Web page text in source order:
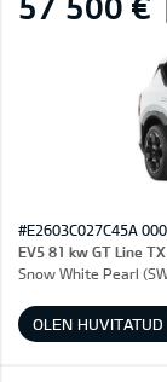
#E2603C027C45A
EV5 81 kw GT Line
Snow White Pearl
OLEN HUVITATUD